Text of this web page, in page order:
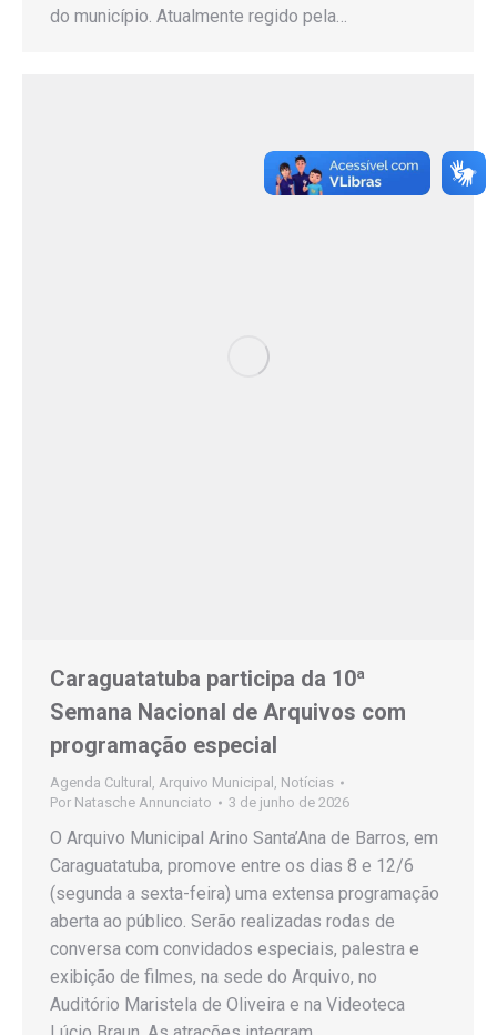
do município. Atualmente regido pela…
Caraguatatuba participa da 10ª
Semana Nacional de Arquivos com
programação especial
Agenda Cultural , Arquivo Municipal , Notícias
Por Natasche Annunciato 3 de junho de 2026
O Arquivo Municipal Arino Santa’Ana de Barros, em
Caraguatatuba, promove entre os dias 8 e 12/6
(segunda a sexta-feira) uma extensa programação
aberta ao público. Serão realizadas rodas de
conversa com convidados especiais, palestra e
exibição de filmes, na sede do Arquivo, no
Auditório Maristela de Oliveira e na Videoteca